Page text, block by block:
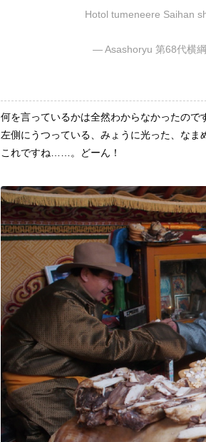
Hotol tumeneere Saihan
— Asashoryu 第68代横
何を言っているかは全然わからなかったので
左側にうつっている、みょうに光った、なま
これですね……。どーん！